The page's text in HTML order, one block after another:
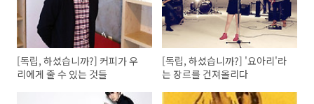
[독립, 하셨습니까?] 커피가 우
리에게 줄 수 있는 것들
[독립, 하셨습니까?] '요아리'라
는 장르를 건져올리다